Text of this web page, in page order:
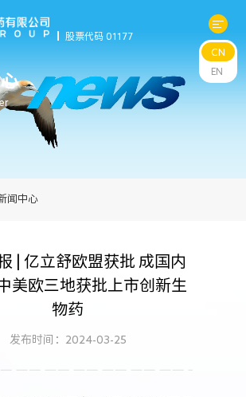
股票代码 01177
CN
EN
闻中心
| 亿立舒欧盟获批 成国内
美欧三地获批上市创新生
物药
发布时间：2024-03-25